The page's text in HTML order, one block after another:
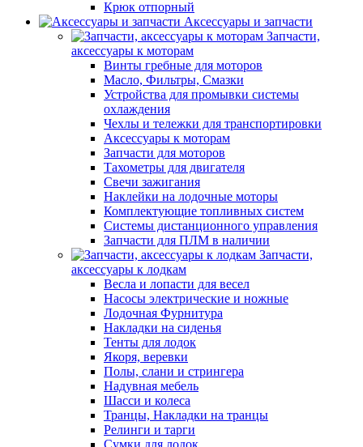
Крюк отпорный
Аксессуары и запчасти
Запчасти,
аксессуары к моторам
Винты гребные для моторов
Масло, Фильтры, Смазки
Устройства для промывки системы
охлаждения
Чехлы и тележки для транспортировки
Аксессуары к моторам
Запчасти для моторов
Тахометры для двигателя
Свечи зажигания
Наклейки на лодочные моторы
Комплектующие топливных систем
Системы дистанционного управления
Запчасти для ПЛМ в наличии
Запчасти,
аксессуары к лодкам
Весла и лопасти для весел
Насосы электрические и ножные
Лодочная Фурнитура
Накладки на сиденья
Тенты для лодок
Якоря, веревки
Полы, слани и стрингера
Надувная мебель
Шасси и колеса
Транцы, Накладки на транцы
Релинги и тарги
Сумки для лодок